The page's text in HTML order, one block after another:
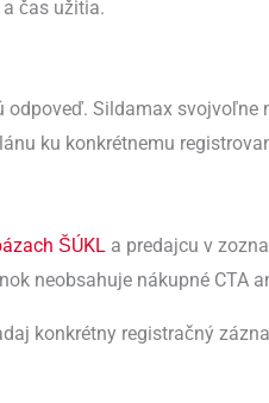
čas užitia.
odpoveď. Sildamax
ku konkrétnemu
ŠÚKL a predajcu v
neobsahuje nákupné CTA
konkrétny registračný